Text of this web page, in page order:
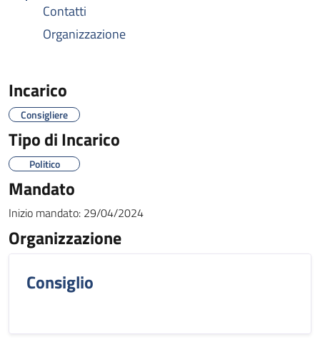
Contatti
Organizzazione
Incarico
Consigliere
Tipo di Incarico
Politico
Mandato
Inizio mandato: 29/04/2024
Organizzazione
Consiglio